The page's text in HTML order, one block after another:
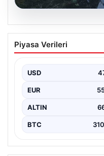
Uçak sert iniş
Piyasa Verileri
USD
EUR
ALTIN
BTC